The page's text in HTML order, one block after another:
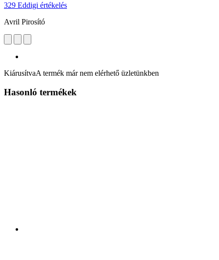
329 Eddigi értékelés
Avril Pirosító
KiárusítvaA termék már nem elérhető üzletünkben
Hasonló termékek